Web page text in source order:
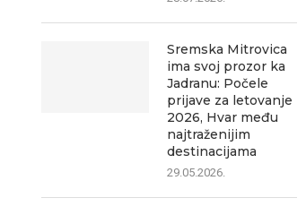
Sremska Mitrovica
ima svoj prozor ka
Jadranu: Počele
prijave za letovanje
2026, Hvar među
najtraženijim
destinacijama
29.05.2026.